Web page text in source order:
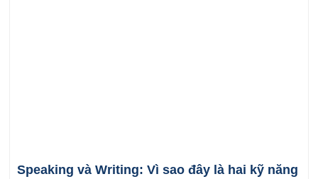
Speaking và Writing: Vì sao đây là hai kỹ năng